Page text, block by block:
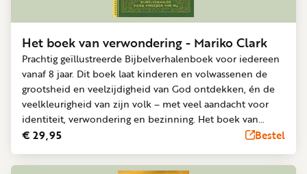
Het boek van verwondering - Mariko Clark
Prachtig geïllustreerde Bijbelverhalenboek voor iedereen
vanaf 8 jaar. Dit boek laat kinderen en volwassenen de
grootsheid en veelzijdigheid van God ontdekken, én de
veelkleurigheid van zijn volk – met veel aandacht voor
identiteit, verwondering en bezinning. Het boek van
verwondering is geschreven voor gezinnen en
een brede, verwonderende blik op God biedt. De
€ 29,95 Bestel